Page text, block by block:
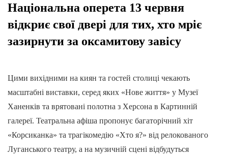
Національна оперета 13 червня
відкриє свої двері для тих, хто мріє
зазирнути за оксамитову завісу
Цими вихідними на киян та гостей столиці чекають
масштабні виставки, серед яких «Нове життя» у Музеї
Ханенків та врятовані полотна з Херсона в Картинній
галереї. Театральна афіша пропонує багаторічний хіт
«Корсиканка» та трагікомедію «Хто я?» від релокованого
Луганського театру, а на музичній сцені відбудуться